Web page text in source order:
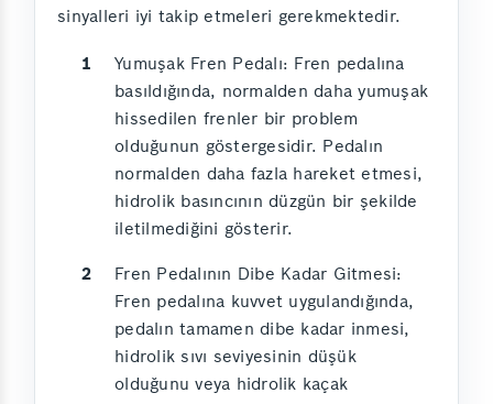
sinyalleri iyi takip etmeleri gerekmektedir.
Yumuşak Fren Pedalı: Fren pedalına
basıldığında, normalden daha yumuşak
hissedilen frenler bir problem
olduğunun göstergesidir. Pedalın
normalden daha fazla hareket etmesi,
hidrolik basıncının düzgün bir şekilde
iletilmediğini gösterir.
Fren Pedalının Dibe Kadar Gitmesi:
Fren pedalına kuvvet uygulandığında,
pedalın tamamen dibe kadar inmesi,
hidrolik sıvı seviyesinin düşük
olduğunu veya hidrolik kaçak